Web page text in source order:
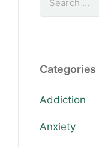
Categories
Addiction
Anxiety